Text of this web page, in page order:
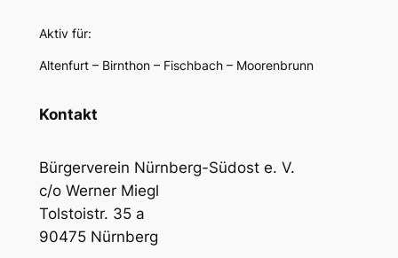
Aktiv für:
Altenfurt – Birnthon – Fischbach – Moorenbrunn
Kontakt
Bürgerverein Nürnberg-Südost e. V.
c/o Werner Miegl
Tolstoistr. 35 a
90475 Nürnberg